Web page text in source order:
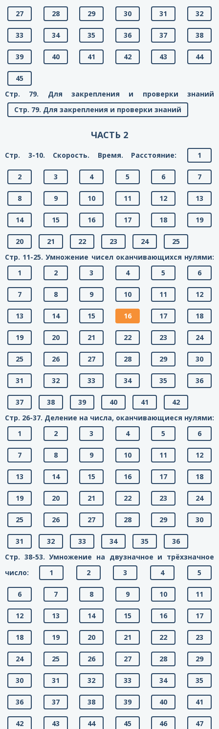
27 28 29 30 31 32
33 34 35 36 37 38
39 40 41 42 43 44
45
Стр. 79. Для закрепления и проверки знаний
Стр. 79. Для закрепления и проверки знаний
ЧАСТЬ 2
Стр. 3-10. Скорость. Время. Расстояние: 1
2 3 4 5 6 7
8 9 10 11 12 13
14 15 16 17 18 19
20 21 22 23 24
25
Стр. 11-25. Умножение чисел оканчивающихся нулями:
1
2 3 4 5 6
7 8 9 10 11 12
13 14 15 16 17 18
19 20 21 22 23 24
25 26 27 28 29 30
31 32 33 34 35 36
37 38 39 40 41
42
Стр. 26-37. Деление на числа, оканчивающиеся нулями:
1
2 3 4 5 6
7 8 9 10 11 12
13 14 15 16 17 18
19 20 21 22 23 24
25 26 27 28 29 30
31 32 33 34 35
36
Стр. 38-53. Умножение на двузначное и трёхзначное
число:
1 2 3 4 5
6 7 8 9 10 11
12 13 14 15 16 17
18 19 20 21 22 23
24 25 26 27 28 29
30 31 32 33 34 35
36 37 38 39 40 41
42 43 44 45 46 47